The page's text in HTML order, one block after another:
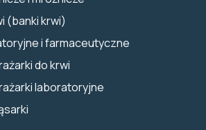
(banki krwi)
i farmaceutyczne
do krwi
laboratoryjne